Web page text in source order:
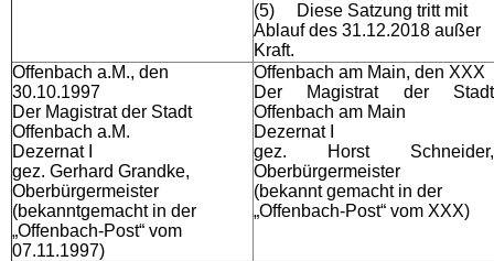
(5)
Diese Satzung tritt mit
Ablauf des 31.12.2018 außer
Kraft.
Offenbach a.M., den
30.10.1997
Der Magistrat der Stadt
Offenbach a.M.
Dezernat I
gez. Gerhard Grandke,
Oberbürgermeister
(bekanntgemacht in der
„Offenbach-Post“ vom
07.11.1997)
Offenbach am Main, den XXX
Der Magistrat der Stadt
Offenbach am Main
Dezernat I
gez. Horst Schneider,
Oberbürgermeister
(bekannt gemacht in der
„Offenbach-Post“ vom XXX)